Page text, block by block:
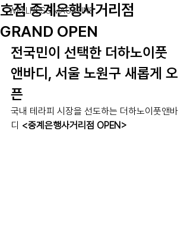
WELLNESS MAGAZINE
호점 중계은행사거리점
GRAND OPEN
전국민이 선택한 더하노이풋
앤바디, 서울 노원구 새롭게 오
픈
국내 테라피 시장을 선도하는 더하노이풋앤바
디 <중계은행사거리점 OPEN>